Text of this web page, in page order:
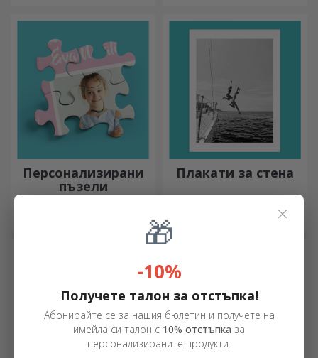
деликатеси.
подаръка, който искате!
Персонализирани
пъзели
Плакати за стена
от стенни постери,
пространство. Модерни
дизайни, ярки цветове и
първокласно качество –
идеални за добавяне на
индивидуалност към вашия
дом, офис или студио.
×
🎁
-10%
Получете талон за отстъпка!
Абонирайте се за нашия бюлетин и получете на
имейла си талон с 10% отстъпка за
персонализираните продукти.